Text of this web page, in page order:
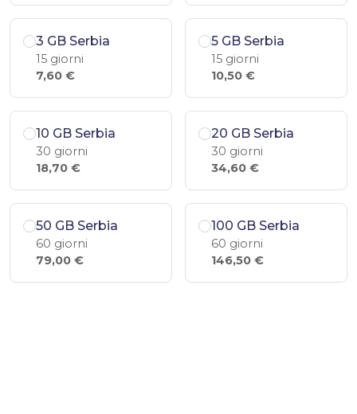
3 GB Serbia
15 giorni
7,60 €
5 GB Serbia
15 giorni
10,50 €
10 GB Serbia
30 giorni
18,70 €
20 GB Serbia
30 giorni
34,60 €
50 GB Serbia
60 giorni
79,00 €
100 GB Serbia
60 giorni
146,50 €